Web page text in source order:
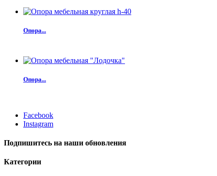
Опора...
Опора...
Facebook
Instagram
Подпишитесь на наши обновления
Категории